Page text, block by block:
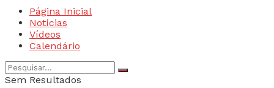
Página Inicial
Notícias
Vídeos
Calendário
Sem Resultados